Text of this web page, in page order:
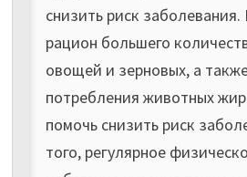
снизить риск
рацион большего
овощей и зерновых, а
потребления животных
помочь снизить риск
того, регулярное